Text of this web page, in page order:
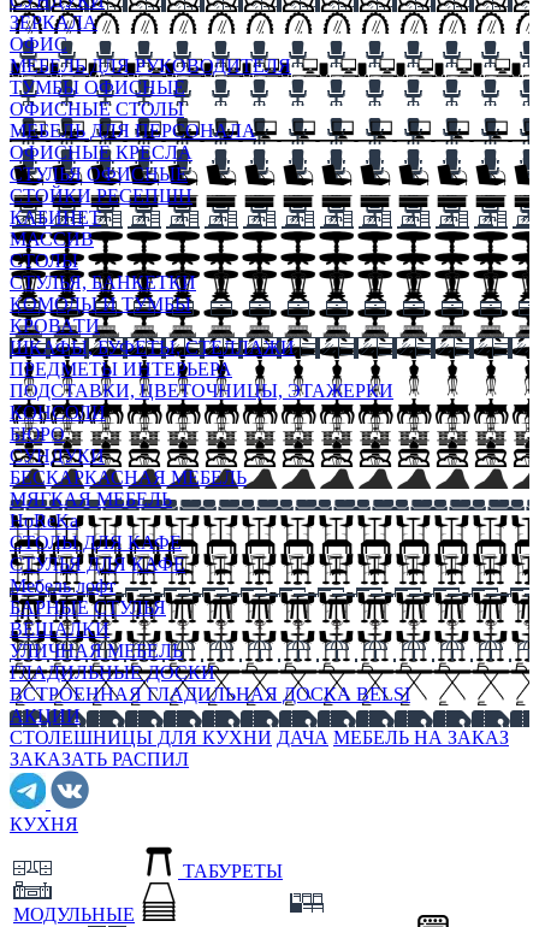
ЗЕРКАЛА
ОФИС
МЕБЕЛЬ ДЛЯ РУКОВОДИТЕЛЯ
ТУМБЫ ОФИСНЫЕ
ОФИСНЫЕ СТОЛЫ
МЕБЕЛЬ ДЛЯ ПЕРСОНАЛА
ОФИСНЫЕ КРЕСЛА
СТУЛЬЯ ОФИСНЫЕ
СТОЙКИ РЕСЕПШН
КАБИНЕТ
МАССИВ
СТОЛЫ
СТУЛЬЯ, БАНКЕТКИ
КОМОДЫ И ТУМБЫ
КРОВАТИ
ШКАФЫ, БУФЕТЫ, СТЕЛЛАЖИ
ПРЕДМЕТЫ ИНТЕРЬЕРА
ПОДСТАВКИ, ЦВЕТОЧНИЦЫ, ЭТАЖЕРКИ
КОНСОЛИ
БЮРО
СУНДУКИ
БЕСКАРКАСНАЯ МЕБЕЛЬ
МЯГКАЯ МЕБЕЛЬ
HoReKa
СТОЛЫ ДЛЯ КАФЕ
СТУЛЬЯ ДЛЯ КАФЕ
Мебель лофт
БАРНЫЕ СТУЛЬЯ
ВЕШАЛКИ
УЛИЧНАЯ МЕБЕЛЬ
ГЛАДИЛЬНЫЕ ДОСКИ
ВСТРОЕННАЯ ГЛАДИЛЬНАЯ ДОСКА BELSI
АКЦИИ
СТОЛЕШНИЦЫ ДЛЯ КУХНИ ДАЧА МЕБЕЛЬ НА ЗАКАЗ
ЗАКАЗАТЬ РАСПИЛ
КУХНЯ
МОДУЛЬНЫЕ
ТАБУРЕТЫ